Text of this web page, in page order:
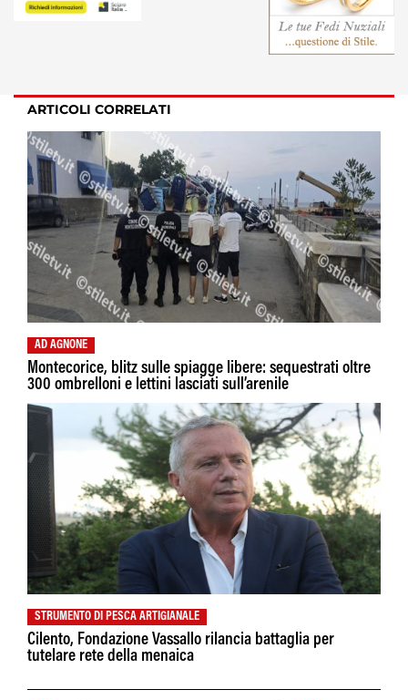
ARTICOLI CORRELATI
AD AGNONE
Montecorice, blitz sulle spiagge libere: sequestrati oltre
300 ombrelloni e lettini lasciati sull’arenile
STRUMENTO DI PESCA ARTIGIANALE
Cilento, Fondazione Vassallo rilancia battaglia per
tutelare rete della menaica